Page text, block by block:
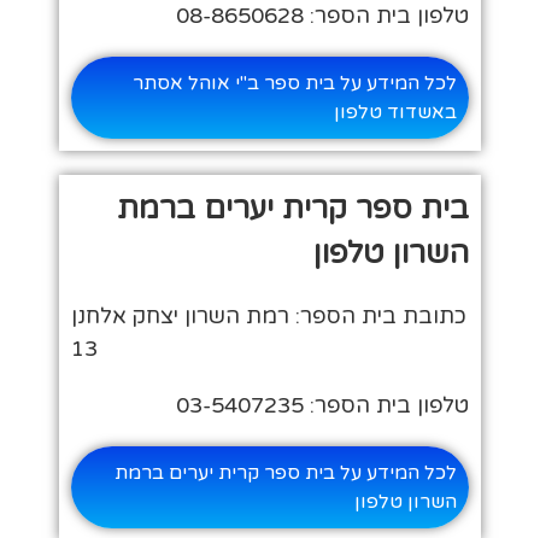
טלפון בית הספר: 08-8650628
לכל המידע על בית ספר ב"י אוהל אסתר
באשדוד טלפון
בית ספר קרית יערים ברמת
השרון טלפון
כתובת בית הספר: רמת השרון יצחק אלחנן
13
טלפון בית הספר: 03-5407235
לכל המידע על בית ספר קרית יערים ברמת
השרון טלפון